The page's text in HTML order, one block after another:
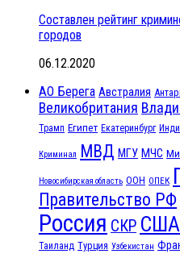
Составлен рейтинг
городов
06.12.2020
АО Берега Австралия
Великобритания
Трамп Египет Екатеринбург
Криминал МВД МГУ МЧС
Новосибирская область ООН ОПЕК
Правительство РФ
Россия СКР США
Таиланд Турция Узбекистан